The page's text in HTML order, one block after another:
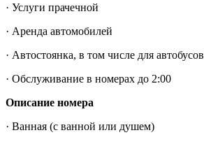
· Услуги прачечной
· Аренда автомобилей
· Автостоянка, в том числе для автобусов
· Обслуживание в номерах до 2:00
Описание номера
· Ванная (с ванной или душем)